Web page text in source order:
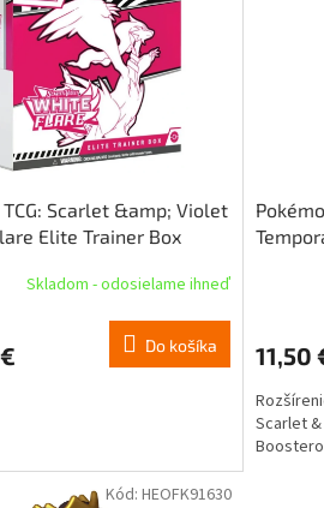
Scarlet &amp; Violet
Elite Trainer Box
Skladom - odosielame ihneď
Do košíka 11,50
Scarlet
Kód: HEOFK91630